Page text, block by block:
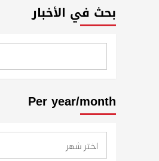
بحث في الأخبار
Per year/month